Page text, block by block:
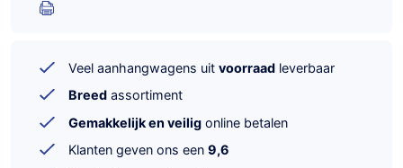
Veel aanhangwagens uit voorraad leverbaar
Breed assortiment
Gemakkelijk en veilig online betalen
Klanten geven ons een 9,6